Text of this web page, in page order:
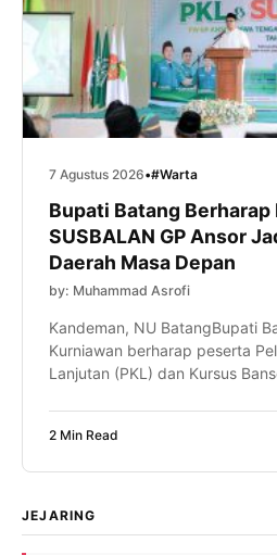
7 Agustus 2026•#Warta
Bupati Batang Berharap
SUSBALAN GP Ansor
Daerah Masa Depan
by: Muhammad Asrofi
Kandeman, NU BatangBupati
Kurniawan berharap peserta
Lanjutan (PKL) dan Kursus
masing-masing. Bahkan, ia
mendatang. Harapan itu
2 Min Read
JEJARING